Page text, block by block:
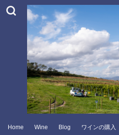
Home Wine Blog ワインの購入